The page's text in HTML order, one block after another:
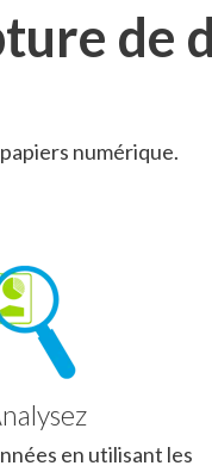
de
numérique.
en utilisant les